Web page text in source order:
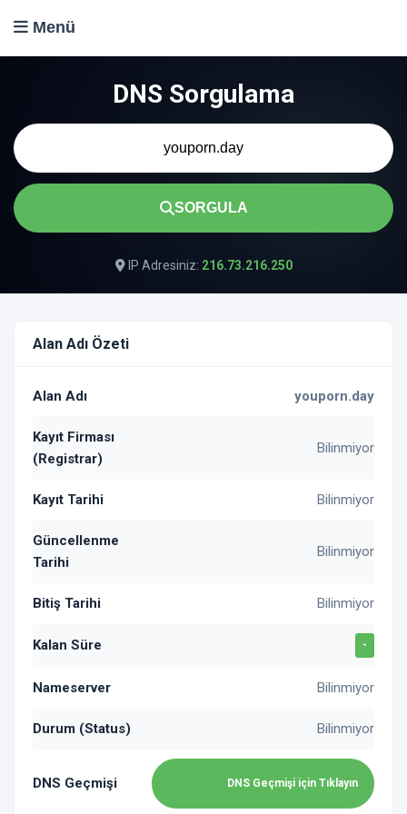
Menü
DNS Sorgulama
SORGULA
IP Adresiniz: 216.73.216.250
Alan Adı Özeti
Alan Adı youporn.day
Kayıt Firması
(Registrar)
Bilinmiyor
Kayıt Tarihi Bilinmiyor
Güncellenme
Tarihi
Bilinmiyor
Bitiş Tarihi Bilinmiyor
Kalan Süre -
Nameserver Bilinmiyor
Durum (Status) Bilinmiyor
DNS Geçmişi DNS Geçmişi için Tıklayın